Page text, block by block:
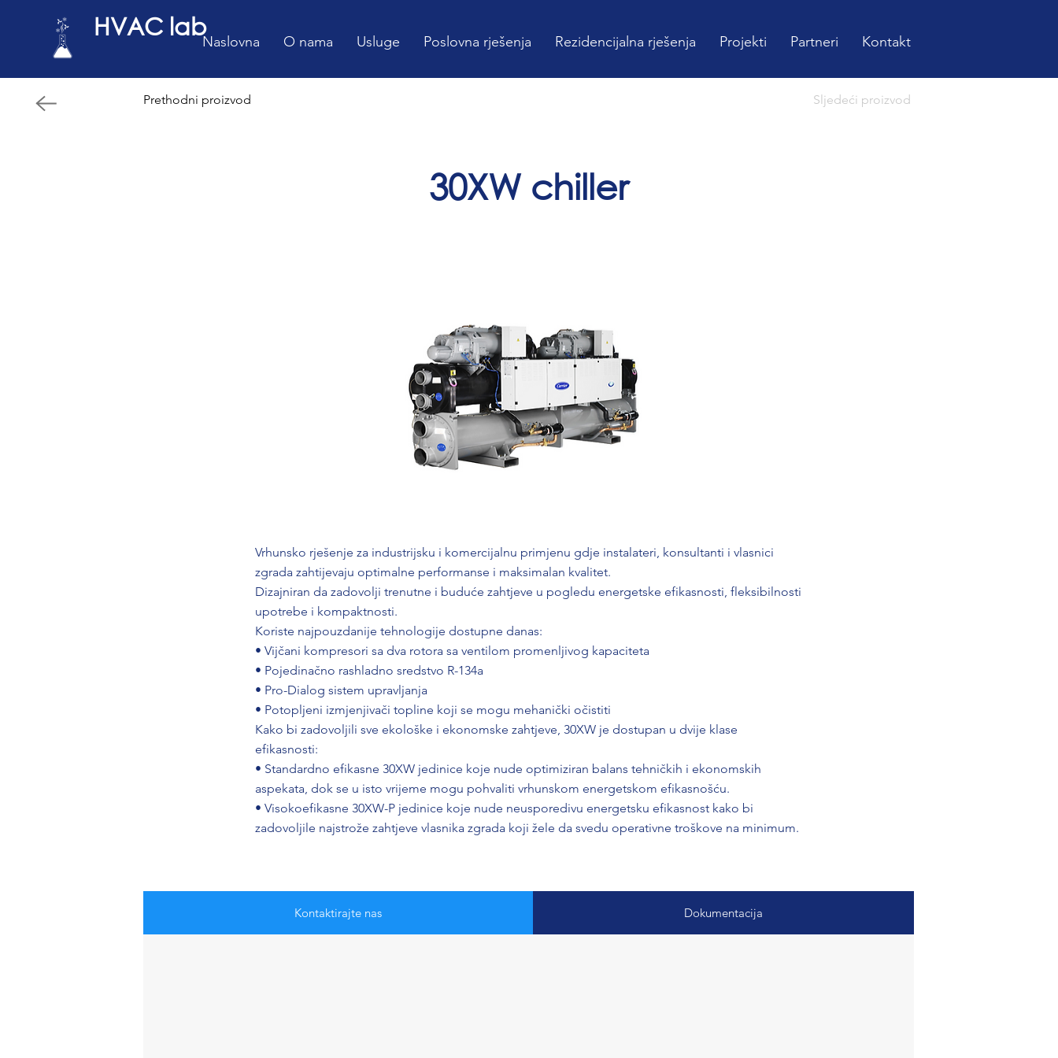
HVAC lab
Naslovna O nama Usluge Poslovna rješenja Rezidencijalna rješenja Projekti Partneri Kontakt
Prethodni proizvod Sljedeći proizvod
30XW chiller
Vrhunsko rješenje za industrijsku i komercijalnu primjenu gdje instalateri, konsultanti i vlasnici
zgrada zahtijevaju optimalne performanse i maksimalan kvalitet.
Dizajniran da zadovolji trenutne i buduće zahtjeve u pogledu energetske efikasnosti, fleksibilnosti
upotrebe i kompaktnosti.
Koriste najpouzdanije tehnologije dostupne danas:
• Vijčani kompresori sa dva rotora sa ventilom promenljivog kapaciteta
• Pojedinačno rashladno sredstvo R-134a
• Pro-Dialog sistem upravljanja
• Potopljeni izmjenjivači topline koji se mogu mehanički očistiti
Kako bi zadovoljili sve ekološke i ekonomske zahtjeve, 30XW je dostupan u dvije klase
efikasnosti:
• Standardno efikasne 30XW jedinice koje nude optimiziran balans tehničkih i ekonomskih
aspekata, dok se u isto vrijeme mogu pohvaliti vrhunskom energetskom efikasnošću.
• Visokoefikasne 30XW-P jedinice koje nude neusporedivu energetsku efikasnost kako bi
zadovoljile najstrože zahtjeve vlasnika zgrada koji žele da svedu operativne troškove na minimum.
Kontaktirajte nas Dokumentacija